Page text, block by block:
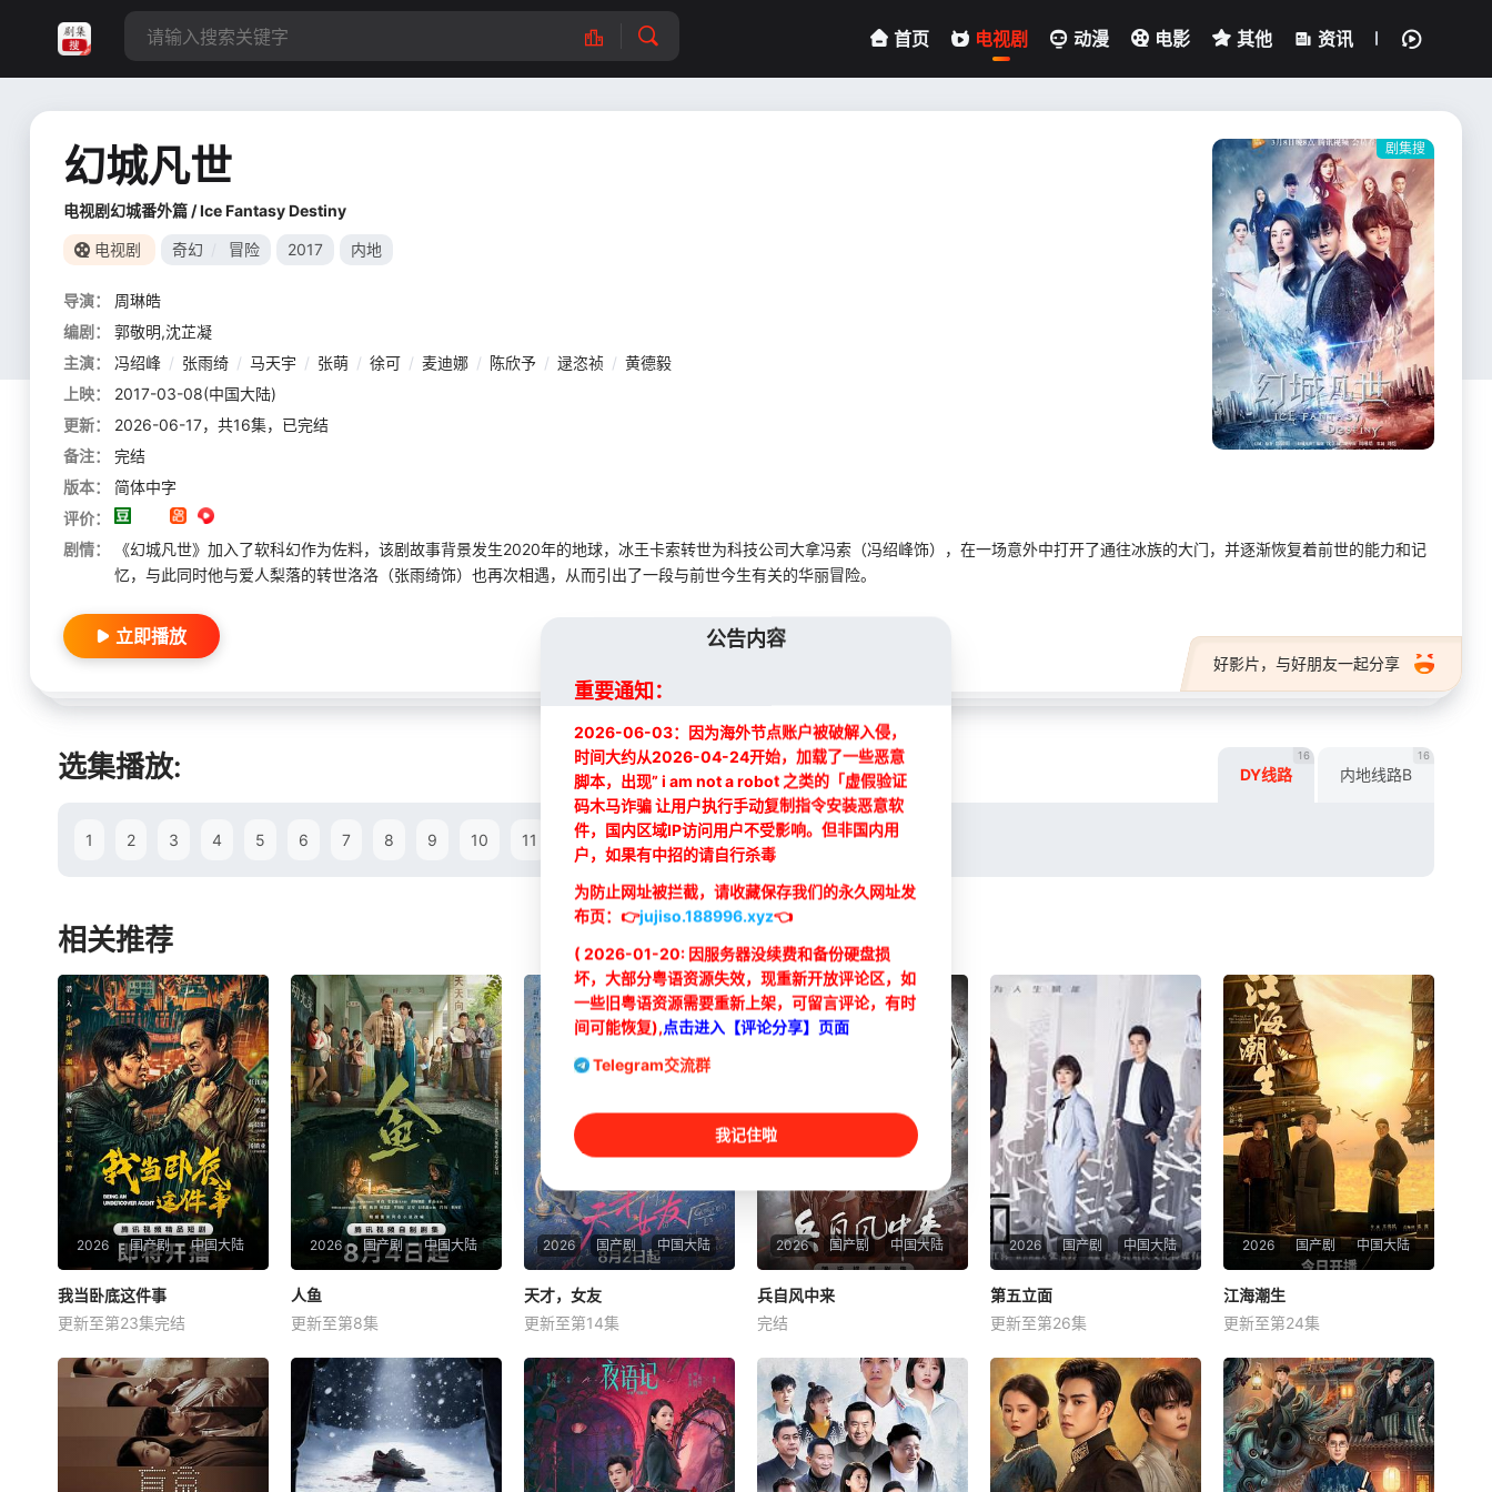
首页 电视剧 动漫 电影 其他 资讯
剧集搜
幻城凡世
电视剧幻城番外篇 / Ice Fantasy Destiny
电视剧 奇幻 冒险 2017 内地
导演：
周琳皓
编剧：
郭敬明,沈芷凝
主演：
冯绍峰 / 张雨绮 / 马天宇 / 张萌 / 徐可 / 麦迪娜 / 陈欣予 / 逯恣祯 / 黄德毅
上映：
2017-03-08(中国大陆)
更新：
2026-06-17，共16集，已完结
备注：
完结
版本：
简体中字
评价：
剧情：
《幻城凡世》加入了软科幻作为佐料，该剧故事背景发生2020年的地球，冰王卡索转世为科技公司大拿冯索（冯绍峰饰），在一场意外中打开了通往冰族的大门，并逐渐恢复着前世的能力和记
忆，与此同时他与爱人梨落的转世洛洛（张雨绮饰）也再次相遇，从而引出了一段与前世今生有关的华丽冒险。
好影片，与好朋友一起分享
立即播放
选集播放: DY线路
16
内地线路B
16
1 2 3 4 5 6 7 8 9 10 11 12 13 14 15
最新
16
最新
相关推荐
2026 国产剧 中国大陆
我当卧底这件事
冯雷 梓越
高梓添
程序员李文刻意接近顾婷，利
用顾炎女儿奴的属性，请求老
炮儿顾炎带自己用程序员身份
卧底电诈集团以求查出未婚妻
离奇死亡的真相。两人联手查
出诈骗团伙头目阎礼的犯罪证
我当卧底这件事
更新至第23集完结
2026 国产剧 中国大陆
人鱼
刘孜
就读于职业中学培训部的花季
女生苏琳（黄杨钿甜 饰），虽
自小被父母忽视，在艰苦环境
中长大，但她始终刻苦学习，
憧憬未来。为此，苏琳苦练口
语并争取到了英文朗诵剧中小
人鱼
更新至第8集
2026 国产剧 中国大陆
天才，女友
胡一天 田曦薇
根据素光同同名小说改编。江
逾白长大以后，林知夏忽然对
他说：“江逾白，我喜欢你，
哲学和生物学意义上的喜
欢。”那个夜晚，他脸颊微
热，还听见自己加速的心跳
天才，女友
更新至第14集
2026 国产剧 中国大陆
兵自风中来
欧豪
该剧讲述了在396旅与陆军步
兵学院联合举办的小型军事演
习中，郭子剑因不满演习流于
形式，假传指令要求真打实
抗，虽引发哗然，却获赏识调
任396旅一营营长。他激发官
兵自风中来
完结
2026 国产剧 中国大陆
第五立面
张陆 奚望
该剧围绕四位建筑师展开，讲
述了他们在中意合作项目中面
对专业挑战与境外竞争，通过
创新实践实现本土设计理念突
破的故事。
第五立面
更新至第26集
2026 国产剧 中国大陆
江海潮生
臧金生 焦刚
本剧讲述了状元实业家张謇创
办大生企业，实业报国的故
事。甲午战争后，国家蒙羞，
张謇虽高中状元，却渴望寻求
强国之路。他毅然弃政从商，
殚精竭虑，创办了中国第一家
江海潮生
更新至第24集
公告内容
重要通知：
2026-06-03：因为海外节点账户被破解入侵，
时间大约从2026-04-24开始，加载了一些恶意
脚本，出现” i am not a robot 之类的「虚假验证
码木马诈骗 让用户执行手动复制指令安装恶意软
件，国内区域IP访问用户不受影响。但非国内用
户，如果有中招的请自行杀毒
为防止网址被拦截，请收藏保存我们的永久网址发
布页： 👉jujiso.188996.xyz👈
( 2026-01-20: 因服务器没续费和备份硬盘损
坏，大部分粤语资源失效，现重新开放评论区，如
一些旧粤语资源需要重新上架，可留言评论，有时
间可能恢复),点击进入【评论分享】页面
Telegram交流群
我记住啦